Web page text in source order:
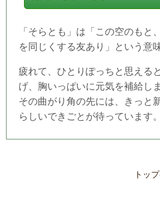
「そらとも」は「この空のもと
を同じくする友あり」という意
疲れて、ひとりぽっちと思える
げ、胸いっぱいに元気を補給し
その曲がり角の先には、きっと
らしいできごとが待っています。
トッ